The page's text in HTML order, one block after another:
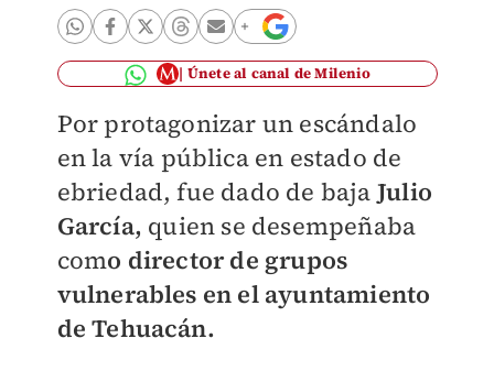
Únete al canal de Milenio
Por protagonizar un escándalo
en la vía pública en estado de
ebriedad, fue dado de baja Julio
García, quien se desempeñaba
como director de grupos
vulnerables en el ayuntamiento
de Tehuacán.